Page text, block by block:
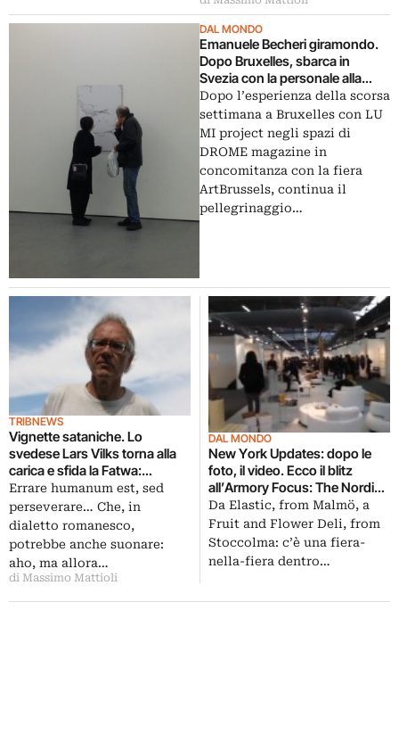
DAL MONDO
Emanuele Becheri giramondo.
Dopo Bruxelles, sbarca in
Svezia con la personale alla
Galleria Elastic di Malmö: qui
immagini delle opere e
dell’opening…
Dopo l’esperienza della scorsa
settimana a Bruxelles con LU
MI project negli spazi di
DROME magazine in
concomitanza con la fiera
ArtBrussels, continua il
pellegrinaggio…
TRIBNEWS
Vignette sataniche. Lo
svedese Lars Vilks torna alla
carica e sfida la Fatwa:
stavolta sono dipinti, ma
Maometto ha sempre il corpo
di un cane
Errare humanum est, sed
perseverare… Che, in
dialetto romanesco,
potrebbe anche suonare:
aho, ma allora…
di Massimo Mattioli
DAL MONDO
New York Updates: dopo le
foto, il video. Ecco il blitz
all’Armory Focus: The Nordic
Countries
Da Elastic, from Malmö, a
Fruit and Flower Deli, from
Stoccolma: c’è una fiera-
nella-fiera dentro…